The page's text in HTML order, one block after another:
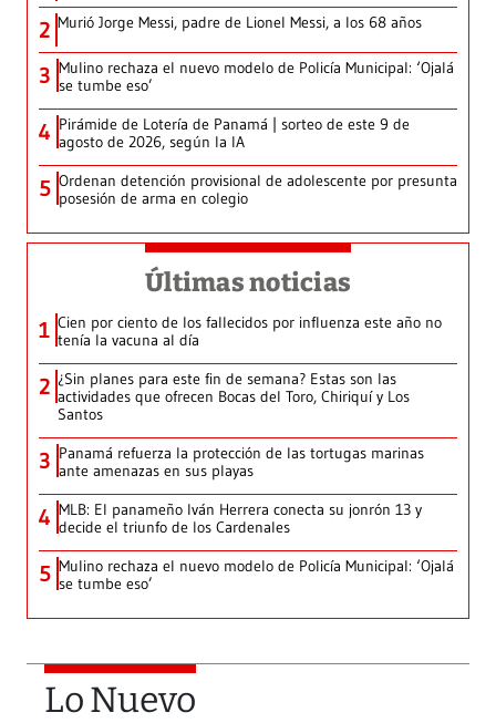
2 Murió Jorge Messi, padre de Lionel Messi, a los 68 años
3 Mulino rechaza el nuevo modelo de Policía Municipal: ‘Ojalá
se tumbe eso’
4 Pirámide de Lotería de Panamá | sorteo de este 9 de
agosto de 2026, según la IA
5 Ordenan detención provisional de adolescente por presunta
posesión de arma en colegio
Últimas noticias
1 Cien por ciento de los fallecidos por influenza este año no
tenía la vacuna al día
2 ¿Sin planes para este fin de semana? Estas son las
actividades que ofrecen Bocas del Toro, Chiriquí y Los
Santos
3 Panamá refuerza la protección de las tortugas marinas
ante amenazas en sus playas
4 MLB: El panameño Iván Herrera conecta su jonrón 13 y
decide el triunfo de los Cardenales
5 Mulino rechaza el nuevo modelo de Policía Municipal: ‘Ojalá
se tumbe eso’
Lo Nuevo